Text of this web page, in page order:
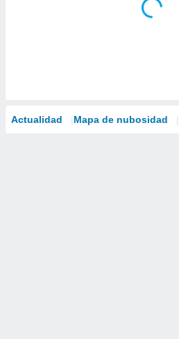
Actualidad Mapa de nubosidad